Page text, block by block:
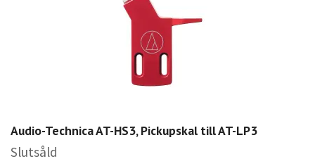
Audio-Technica AT-HS3, Pickupskal till AT-LP3
Slutsåld